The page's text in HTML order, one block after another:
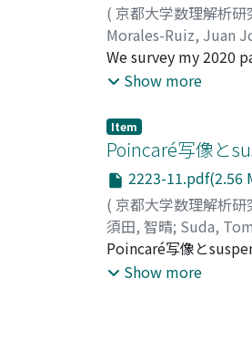
( 京都大学数理解析研
Morales-Ruiz, Juan
We survey my 2020
exact semiclassical
differential Galois
semiclassical
semiclassical
problems
Show more
Item
Poincaré写像と
2223-11.pdf(2.56
( 京都大学数理解析研
須田, 智晴; Suda,
Poincaré写像と
稿ではこの疑間への
Show more